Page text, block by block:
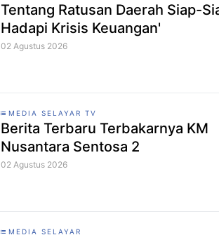
Tentang Ratusan Daerah Siap-
Hadapi Krisis Keuangan'
02 Agustus 2026
MEDIA SELAYAR TV
Berita Terbaru Terbakarnya KM
Nusantara Sentosa 2
02 Agustus 2026
MEDIA SELAYAR